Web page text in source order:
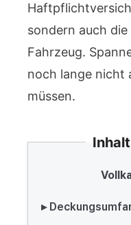
sondern auch
Fahrzeug.
noch lange nicht
müssen.
▸